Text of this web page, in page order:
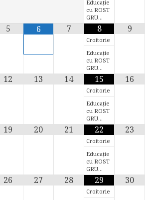
Educație
cu ROST
GRU…
5 6 7 8
Croitorie
Educație
cu ROST
GRU…
9
12 13 14 15
Croitorie
Educație
cu ROST
GRU…
16
19 20 21 22
Croitorie
Educație
cu ROST
GRU…
23
26 27 28 29
Croitorie
30